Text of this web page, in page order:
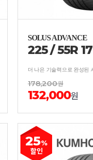
SOLUS ADVANCE
225/55R 17
178,200원
132,000원
25%
할인